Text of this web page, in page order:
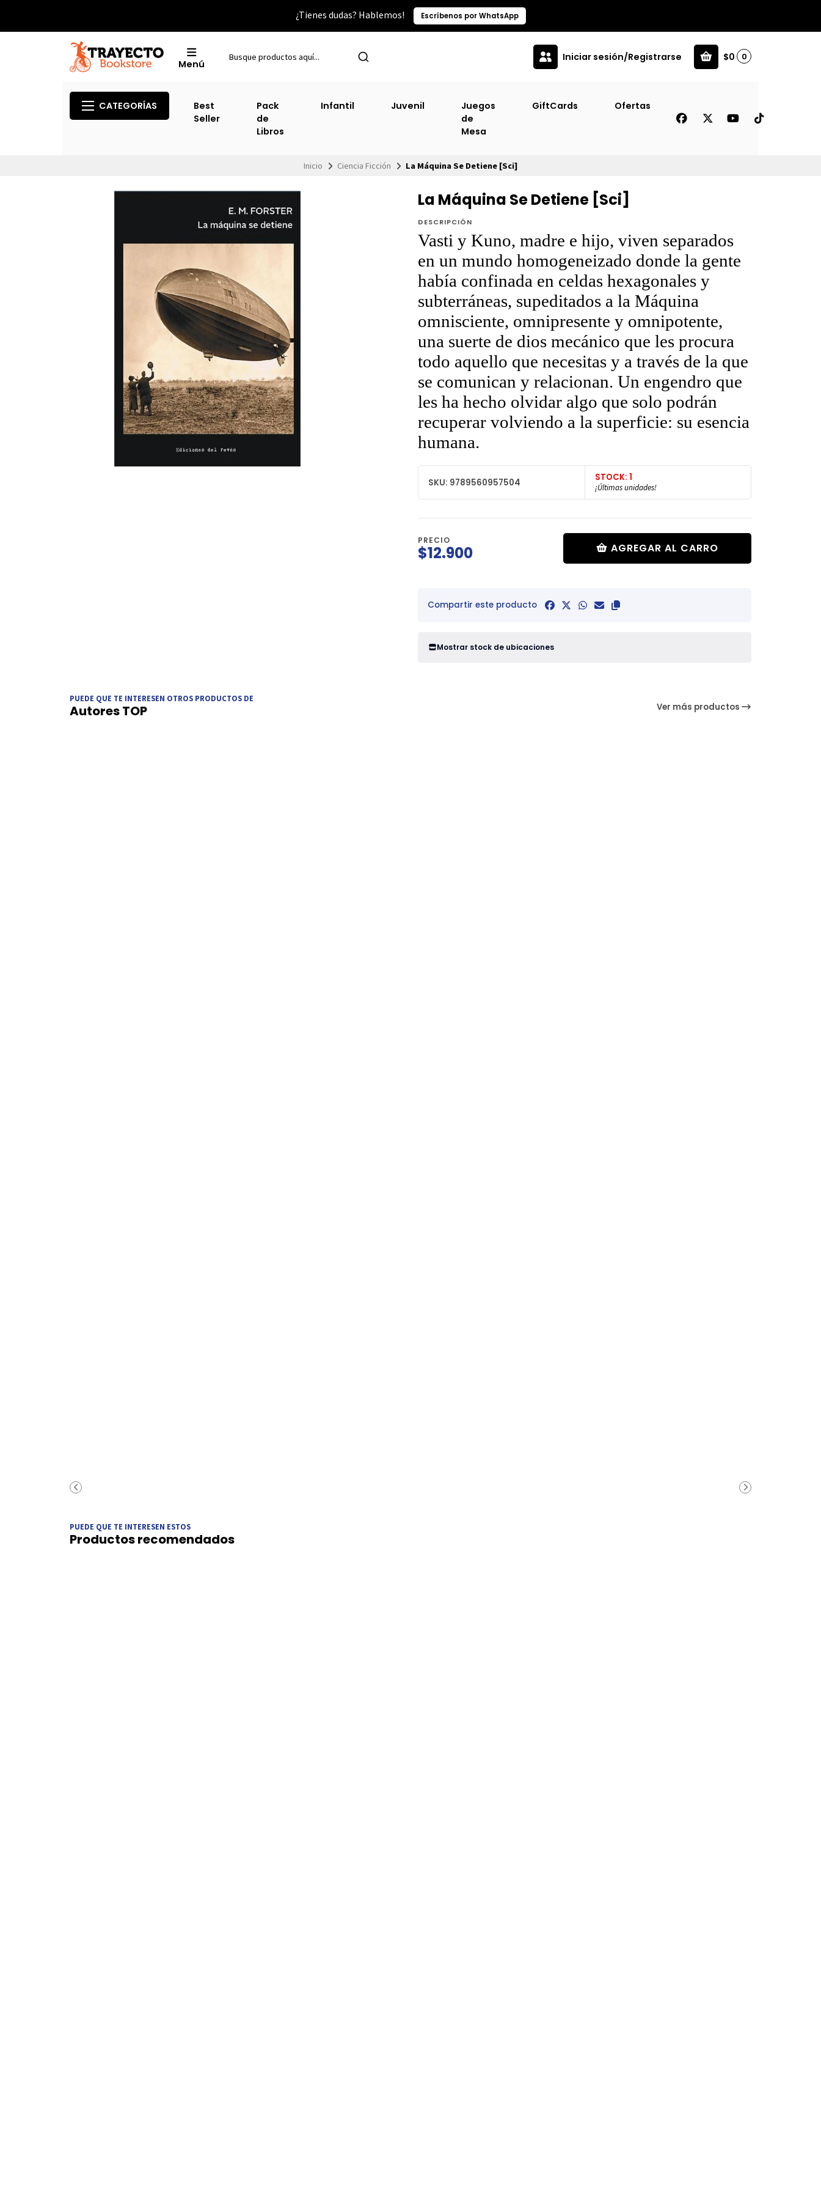
¿Tienes dudas? Hablemos! Escríbenos por WhatsApp
Menú
Iniciar sesión/Registrarse $0 0
CATEGORÍAS
Best
Seller
Pack
de
Libros
Infantil Juvenil
Juegos
de
Mesa
GiftCards Ofertas
Inicio Ciencia Ficción La Máquina Se Detiene [Sci]
La Máquina Se Detiene [Sci]
DESCRIPCIÓN
Vasti y Kuno, madre e hijo, viven separados
en un mundo homogeneizado donde la gente
había confinada en celdas hexagonales y
subterráneas, supeditados a la Máquina
omnisciente, omnipresente y omnipotente,
una suerte de dios mecánico que les procura
todo aquello que necesitas y a través de la que
se comunican y relacionan. Un engendro que
les ha hecho olvidar algo que solo podrán
recuperar volviendo a la superficie: su esencia
humana.
SKU: 9789560957504 STOCK: 1
¡Últimas unidades!
PRECIO
$12.900 AGREGAR AL CARRO
Compartir este producto
Mostrar stock de ubicaciones
PUEDE QUE TE INTERESEN OTROS PRODUCTOS DE
Autores TOP Ver más productos
PUEDE QUE TE INTERESEN ESTOS
Productos recomendados